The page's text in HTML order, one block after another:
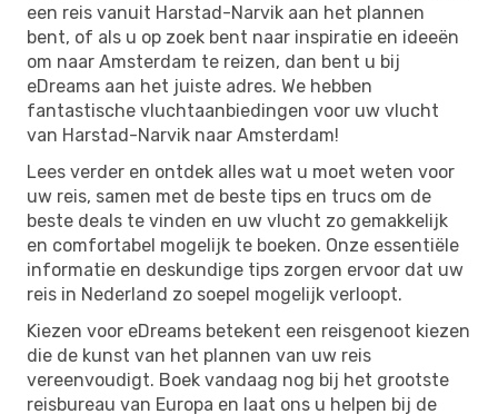
een reis vanuit Harstad-Narvik aan het plannen
bent, of als u op zoek bent naar inspiratie en ideeën
om naar Amsterdam te reizen, dan bent u bij
eDreams aan het juiste adres. We hebben
fantastische vluchtaanbiedingen voor uw vlucht
van Harstad-Narvik naar Amsterdam!
Lees verder en ontdek alles wat u moet weten voor
uw reis, samen met de beste tips en trucs om de
beste deals te vinden en uw vlucht zo gemakkelijk
en comfortabel mogelijk te boeken. Onze essentiële
informatie en deskundige tips zorgen ervoor dat uw
reis in Nederland zo soepel mogelijk verloopt.
Kiezen voor eDreams betekent een reisgenoot kiezen
die de kunst van het plannen van uw reis
vereenvoudigt. Boek vandaag nog bij het grootste
reisbureau van Europa en laat ons u helpen bij de